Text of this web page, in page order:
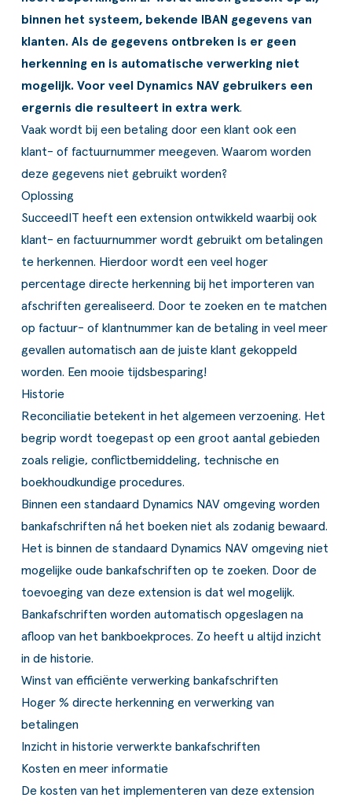
Workflow
Voorraad management &
Documenten aanpassen
Downloads
Klantcases
Business Central Trainingen
aanpak
klanten
team
bij SucceedIT
partners
doelen
binnen het systeem, bekende IBAN gegevens van
klanten. Als de gegevens ontbreken is er geen
herkenning en is automatische verwerking niet
mogelijk. Voor veel Dynamics NAV gebruikers een
ergernis die resulteert in extra werk.
Vaak wordt bij een betaling door een klant ook een
klant- of factuurnummer meegeven. Waarom worden
deze gegevens niet gebruikt worden?
Oplossing
SucceedIT heeft een extension ontwikkeld waarbij ook
klant- en factuurnummer wordt gebruikt om betalingen
te herkennen. Hierdoor wordt een veel hoger
percentage directe herkenning bij het importeren van
afschriften gerealiseerd. Door te zoeken en te matchen
op factuur- of klantnummer kan de betaling in veel meer
gevallen automatisch aan de juiste klant gekoppeld
worden. Een mooie tijdsbesparing!
Historie
Reconciliatie betekent in het algemeen verzoening. Het
begrip wordt toegepast op een groot aantal gebieden
zoals religie, conflictbemiddeling, technische en
boekhoudkundige procedures.
Binnen een standaard Dynamics NAV omgeving worden
bankafschriften ná het boeken niet als zodanig bewaard.
Het is binnen de standaard Dynamics NAV omgeving niet
mogelijke oude bankafschriften op te zoeken. Door de
toevoeging van deze extension is dat wel mogelijk.
Bankafschriften worden automatisch opgeslagen na
afloop van het bankboekproces. Zo heeft u altijd inzicht
in de historie.
Winst van efficiënte verwerking bankafschriften
Hoger % directe herkenning en verwerking van
betalingen
Inzicht in historie verwerkte bankafschriften
Kosten en meer informatie
De kosten van het implementeren van deze extension